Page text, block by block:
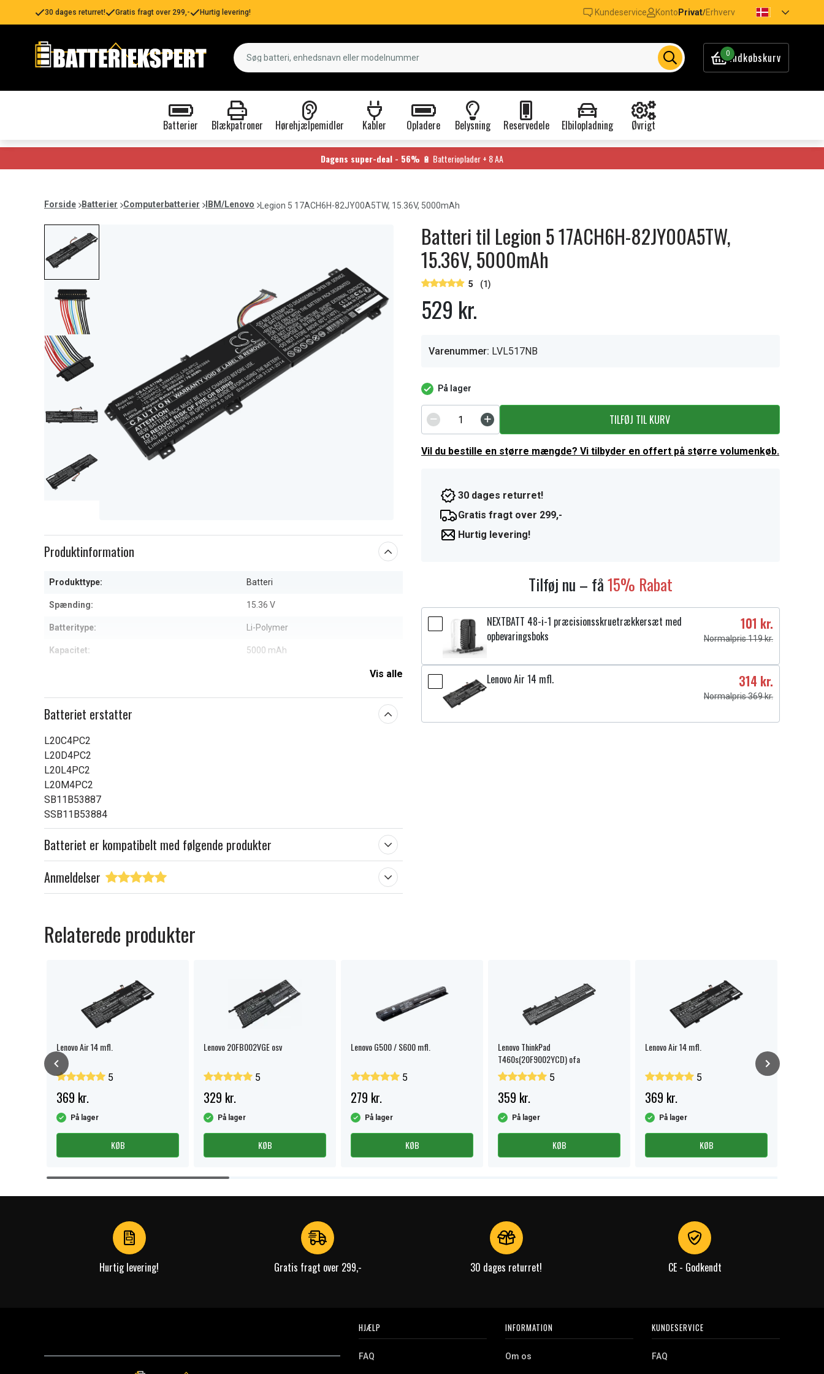
30 dages returret! Gratis fragt over 299,- Hurtig levering! Kundeservice Konto Privat/Erhverv
0Indkøbskurv
Batterier Blækpatroner Hørehjælpemidler Kabler Opladere Belysning Reservedele Elbilopladning Øvrigt
Dagens super-deal - 56% 🔋 Batterioplader + 8 AA
Forside Batterier Computerbatterier IBM/Lenovo Legion 5 17ACH6H-82JY00A5TW, 15.36V, 5000mAh
of
Produktinformation
Produkttype: Batteri
Spænding: 15.36 V
Batteritype: Li-Polymer
Kapacitet: 5000 mAh
Vis alle
Batteriet erstatter
L20C4PC2
L20D4PC2
L20L4PC2
L20M4PC2
SB11B53887
SSB11B53884
Batteriet er kompatibelt med følgende produkter
Anmeldelser
Batteri til Legion 5 17ACH6H-82JY00A5TW,
15.36V, 5000mAh
5 (1)
529 kr.
Varenummer: LVL517NB
På lager
TILFØJ TIL KURV
Vil du bestille en større mængde? Vi tilbyder en offert på større volumenkøb.
30 dages returret!
Gratis fragt over 299,-
Hurtig levering!
Tilføj nu – få15% Rabat
NEXTBATT 48-i-1 præcisionsskruetrækkersæt med
opbevaringsboks
101 kr.
Normalpris 119 kr.
Lenovo Air 14 mfl. 314 kr.
Normalpris 369 kr.
Relaterede produkter
Lenovo Air 14 mfl.
5
369 kr.
På lager
KØB
Lenovo 20FB002VGE osv
5
329 kr.
På lager
KØB
Lenovo G500 / S600 mfl.
5
279 kr.
På lager
KØB
Lenovo ThinkPad
T460s(20F9002YCD) ofa
5
359 kr.
På lager
KØB
Lenovo Air 14 mfl.
5
369 kr.
På lager
KØB
Item
Hurtig levering! Gratis fragt over 299,- 30 dages returret! CE - Godkendt
HJÆLP
FAQ
INFORMATION
Om os
KUNDESERVICE
FAQ